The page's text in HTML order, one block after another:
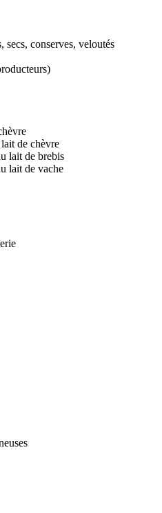
secs, conserves, veloutés
de chèvre
lait de brebis
lait de vache